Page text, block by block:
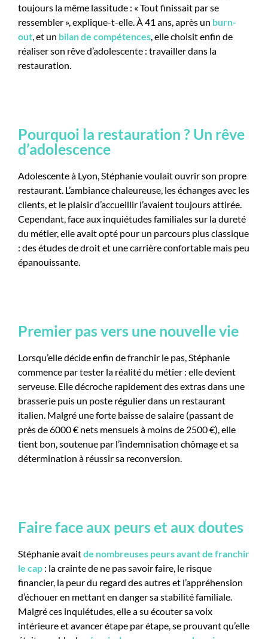
toujours la même lassitude : « Tout finissait par se
ressembler », explique-t-elle. À 41 ans, après un burn-
out, et un bilan de compétences, elle choisit enfin de
réaliser son rêve d’adolescente : travailler dans la
restauration.
Pourquoi la restauration ? Un rêve
d’adolescence
Adolescente à Lyon, Stéphanie voulait ouvrir son propre
restaurant. L’ambiance chaleureuse, les échanges avec les
clients, et le plaisir d’accueillir l’avaient toujours attirée.
Cependant, face aux inquiétudes familiales sur la dureté
du métier, elle avait opté pour un parcours plus classique
: des études de droit et une carrière confortable mais peu
épanouissante.
Premier pas vers une nouvelle vie
Lorsqu’elle décide enfin de franchir le pas, Stéphanie
commence par tester la réalité du métier : elle devient
serveuse. Elle décroche rapidement des extras dans une
brasserie puis un poste régulier dans un restaurant
italien. Malgré une forte baisse de salaire (passant de
près de 6000 € nets mensuels à moins de 2500 €), elle
tient bon, soutenue par l’indemnisation chômage et sa
détermination à réussir sa reconversion.
Faire face aux peurs et aux doutes
Stéphanie avaitde nombreuses peurs avant de franchir
le cap : la crainte de ne pas savoir faire, le risque
financier, la peur du regard des autres et l’appréhension
d’échouer en mettant en danger sa stabilité familiale.
Malgré ces inquiétudes, elle a su écouter sa voix
intérieure et avancer étape par étape, se prouvant qu’elle